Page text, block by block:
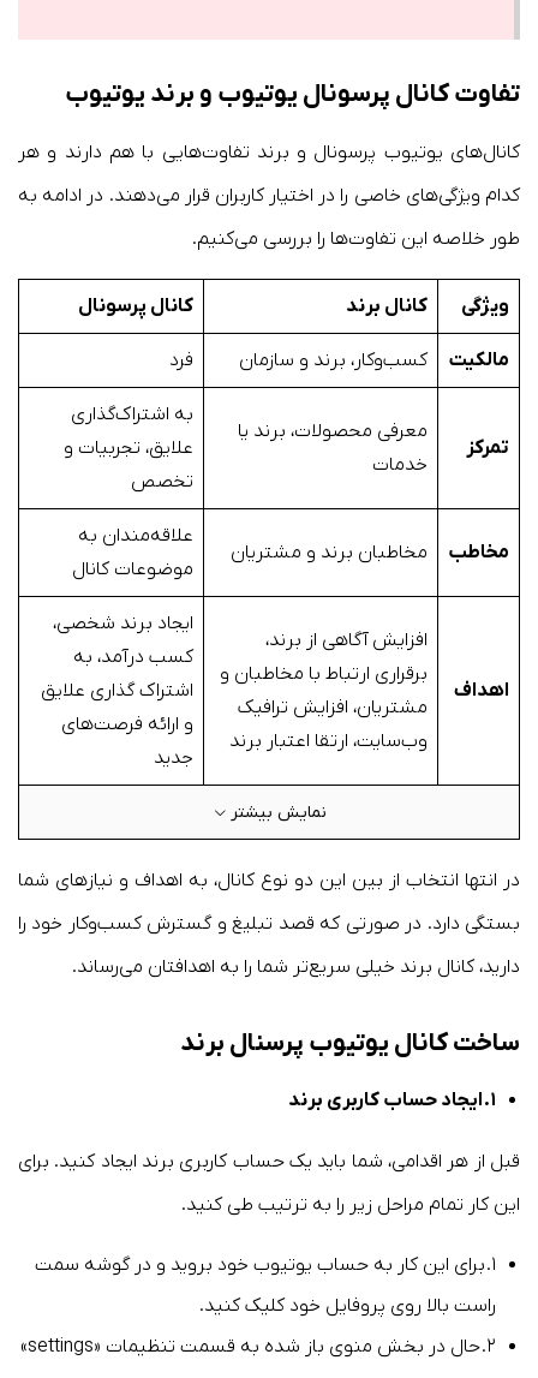
تفاوت کانال پرسونال یوتیوب و برند یوتیوب
کانال‌های یوتیوب پرسونال و برند تفاوت‌هایی با هم دارند و هر
کدام ویژگی‌های خاصی را در اختیار کاربران قرار می‌دهند. در ادامه به
طور خلاصه این تفاوت‌ها را بررسی می‌کنیم.
ویژگی کانال برند کانال پرسونال
مالکیت کسب‌وکار، برند و سازمان فرد
تمرکز
معرفی محصولات، برند یا
خدمات
به اشتراک‌گذاری
علایق، تجربیات و
تخصص
مخاطب مخاطبان برند و مشتریان
علاقه‌مندان به
موضوعات کانال
اهداف
افزایش آگاهی از برند،
برقراری ارتباط با مخاطبان و
مشتریان، افزایش ترافیک
وب‌سایت، ارتقا اعتبار برند
ایجاد برند شخصی،
کسب درآمد، به
اشتراک گذاری علایق
و ارائه فرصت‌های
جدید
نمایش بیشتر
در انتها انتخاب از بین این دو نوع کانال، به اهداف و نیازهای شما
بستگی دارد. در صورتی که قصد تبلیغ و گسترش کسب‌وکار خود را
دارید، کانال برند خیلی سریع‌تر شما را به اهدافتان می‌رساند.
ساخت کانال یوتیوب پرسنال برند
۱. ایجاد حساب کاربری برند
قبل از هر اقدامی، شما باید یک حساب کاربری برند ایجاد کنید. برای
این کار تمام مراحل زیر را به ترتیب طی کنید.
۱. برای این کار به حساب یوتیوب خود بروید و در گوشه سمت
راست بالا روی پروفایل خود کلیک کنید.
۲. حال در بخش منوی باز شده به قسمت تنظیمات «settings»